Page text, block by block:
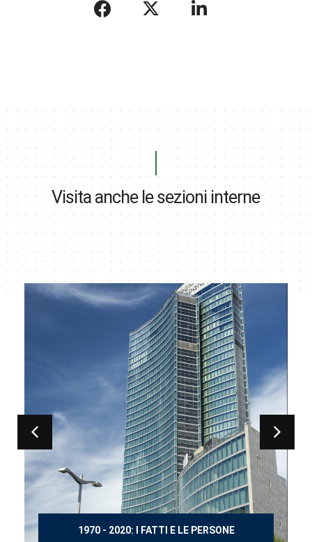
Visita anche le sezioni interne
150 ANNI DOPO MANZONI